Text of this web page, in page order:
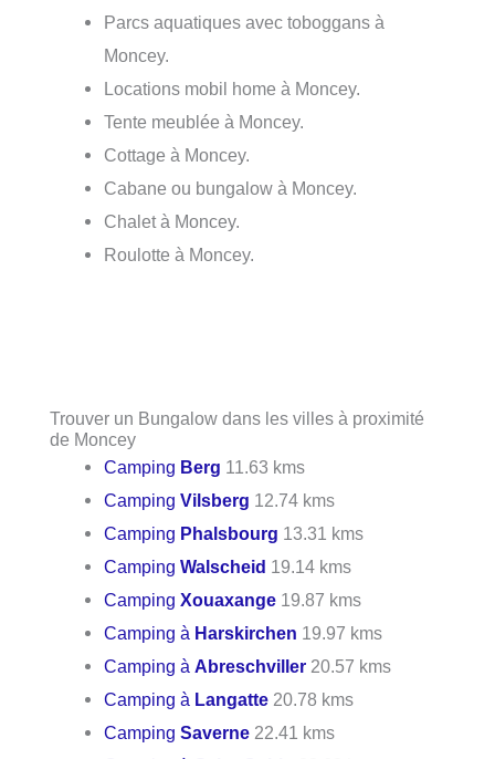
Parcs aquatiques avec toboggans à
Moncey.
Locations mobil home à Moncey.
Tente meublée à Moncey.
Cottage à Moncey.
Cabane ou bungalow à Moncey.
Chalet à Moncey.
Roulotte à Moncey.
Trouver un Bungalow dans les villes à proximité
de Moncey
Camping Berg 11.63 kms
CampingVilsberg 12.74 kms
Camping Phalsbourg 13.31 kms
CampingWalscheid 19.14 kms
CampingXouaxange 19.87 kms
Camping à Harskirchen 19.97 kms
Camping àAbreschviller 20.57 kms
Camping à Langatte 20.78 kms
CampingSaverne 22.41 kms